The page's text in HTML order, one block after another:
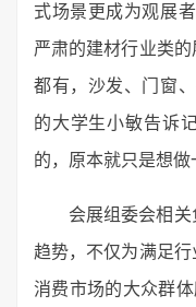
式场景更成为观展
严肃的建材行业类
都有，沙发、门窗
的大学生小敏告诉
的，原本就只是想做
会展组委会相
趋势，不仅为满足
消费市场的大众群